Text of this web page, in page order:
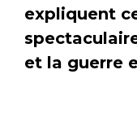
expliquent
et la guerre